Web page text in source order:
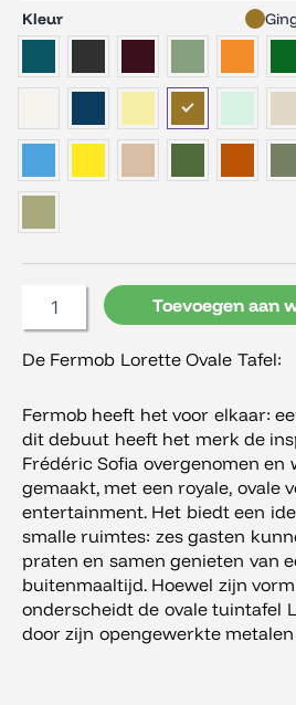
Kleur
Fermob
Lorette
Toevoegen aan
De Fermob Lorette Ovale Tafel:
Fermob heeft het voor elkaar:
dit debuut heeft het merk de
Frédéric Sofia overgenomen en
gemaakt, met een royale, ovale
entertainment. Het biedt een
smalle ruimtes: zes gasten
praten en samen genieten van
buitenmaaltijd. Hoewel zijn
onderscheidt de ovale tuintafel
door zijn opengewerkte